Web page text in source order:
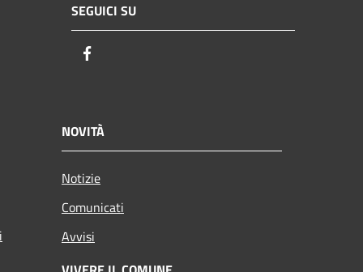
SEGUICI SU
NOVITÀ
Notizie
Comunicati
Avvisi